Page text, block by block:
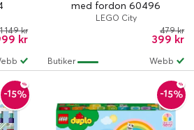
kr
1 149 kr
med fordon 60496
LEGO City
399 kr
479 kr
Webb
Butiker
-15% -15%